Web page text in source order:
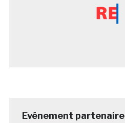
Evénement partenaire